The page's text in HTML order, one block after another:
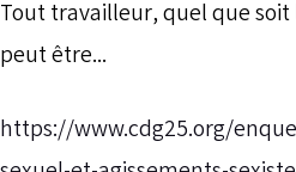
Tout travailleur, quel que soit
peut être...
https://www.cdg25.org/